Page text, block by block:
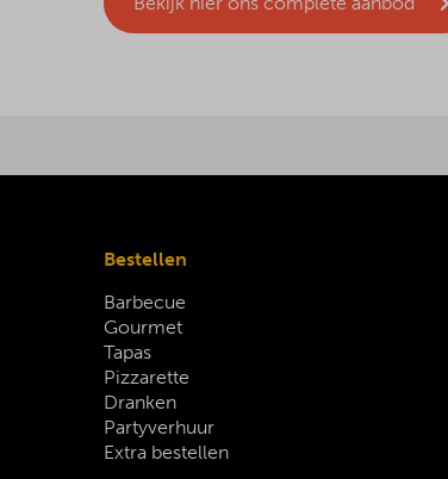
Bestellen
Barbecue
Gourmet
Tapas
Pizzarette
Dranken
Partyverhuur
Extra bestellen